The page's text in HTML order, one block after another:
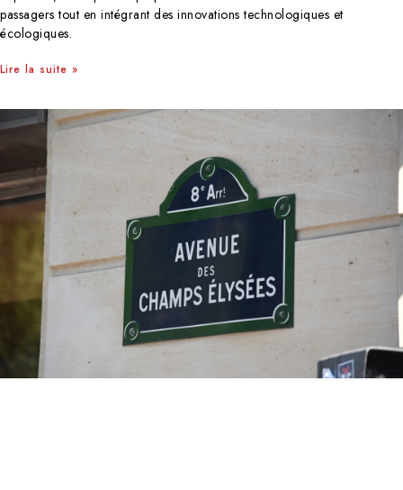
passagers tout en intégrant des innovations technologiques et
écologiques.
Lire la suite »